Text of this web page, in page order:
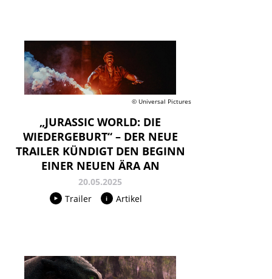
© Universal Pictures
„JURASSIC WORLD: DIE
WIEDERGEBURT“ – DER NEUE
TRAILER KÜNDIGT DEN BEGINN
EINER NEUEN ÄRA AN
20.05.2025
Trailer
Artikel